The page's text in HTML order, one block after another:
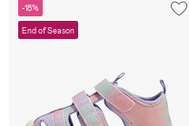
-18%
End of Season